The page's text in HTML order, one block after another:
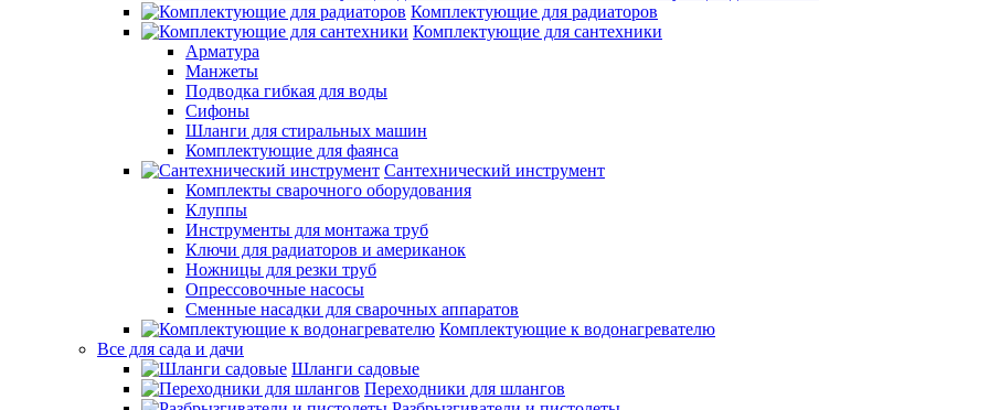
Комплектующие для радиаторов
Комплектующие для сантехники
Арматура
Манжеты
Подводка гибкая для воды
Сифоны
Шланги для стиральных машин
Комплектующие для фаянса
Сантехнический инструмент
Комплекты сварочного оборудования
Клуппы
Инструменты для монтажа труб
Ключи для радиаторов и американок
Ножницы для резки труб
Опрессовочные насосы
Сменные насадки для сварочных аппаратов
Комплектующие к водонагревателю
Все для сада и дачи
Шланги садовые
Переходники для шлангов